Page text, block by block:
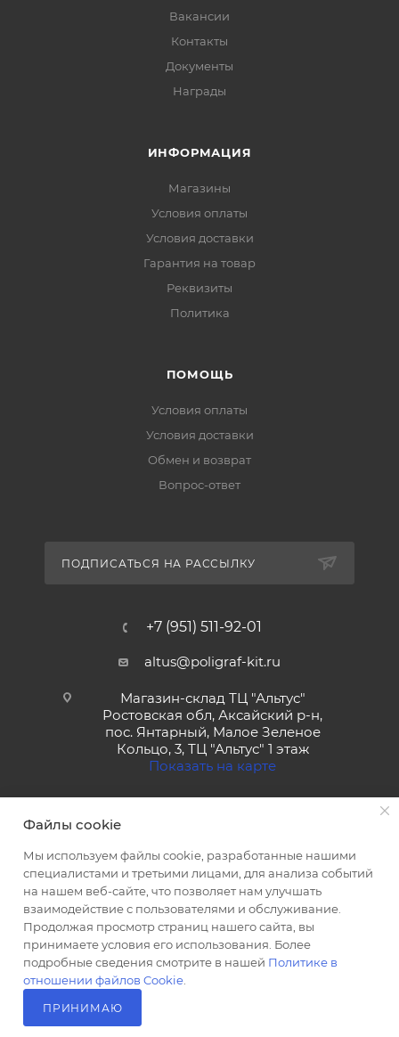
Вакансии
Контакты
Документы
Награды
ИНФОРМАЦИЯ
Магазины
Условия оплаты
Условия доставки
Гарантия на товар
Реквизиты
Политика
ПОМОЩЬ
Условия оплаты
Условия доставки
Обмен и возврат
Вопрос-ответ
ПОДПИСАТЬСЯ НА РАССЫЛКУ
+7 (951) 511-92-01
altus@poligraf-kit.ru
Магазин-склад ТЦ "Альтус"
Ростовская обл, Аксайский р-н,
пос. Янтарный, Малое Зеленое
Кольцо, 3, ТЦ "Альтус" 1 этаж
Показать на карте
2026 © Полиграф кит - интернет-магазин
Файлы cookie
Мы используем файлы cookie, разработанные нашими
специалистами и третьими лицами, для анализа событий
на нашем веб-сайте, что позволяет нам улучшать
взаимодействие с пользователями и обслуживание.
Продолжая просмотр страниц нашего сайта, вы
принимаете условия его использования. Более
подробные сведения смотрите в нашей Политике в
отношении файлов Cookie
ПРИНИМАЮ